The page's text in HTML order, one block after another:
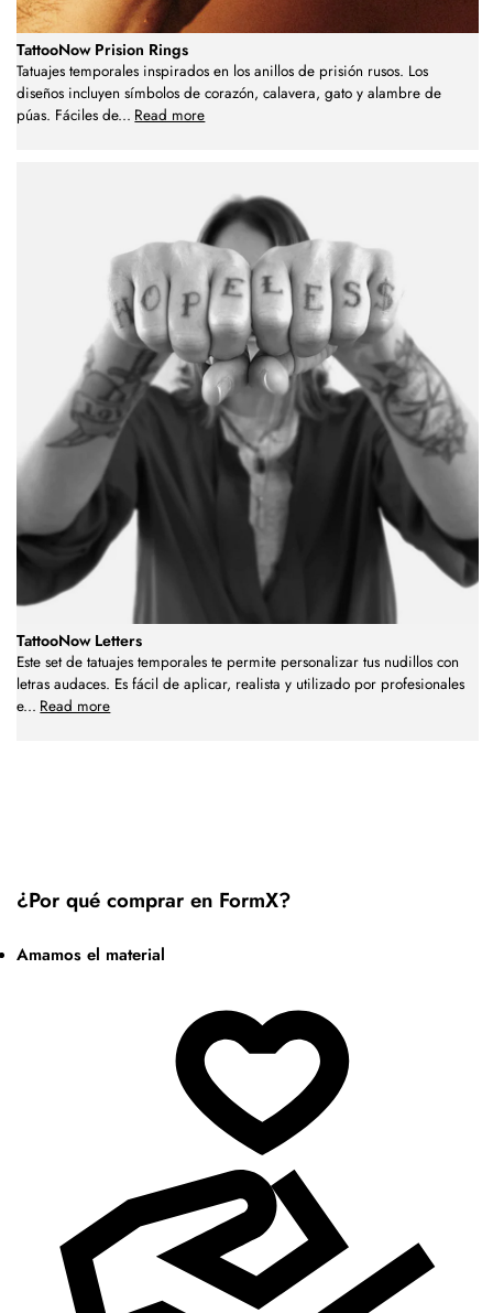
TattooNow Prision Rings
Tatuajes temporales inspirados en los anillos de prisión rusos. Los
diseños incluyen símbolos de corazón, calavera, gato y alambre de
púas. Fáciles de... Read more
TattooNow Letters
Este set de tatuajes temporales te permite personalizar tus nudillos con
letras audaces. Es fácil de aplicar, realista y utilizado por profesionales
e... Read more
¿Por qué comprar en FormX?
Amamos el material